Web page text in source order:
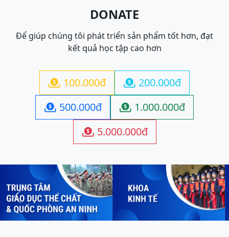
DONATE
Để giúp chúng tôi phát triển sản phẩm tốt hơn, đạt
kết quả học tập cao hơn
 100.000đ  200.000đ
 500.000đ  1.000.000đ
 5.000.000đ
Previous Next